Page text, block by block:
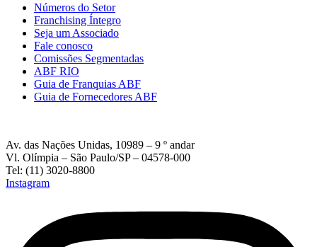
Números do Setor
Franchising Íntegro
Seja um Associado
Fale conosco
Comissões Segmentadas
ABF RIO
Guia de Franquias ABF
Guia de Fornecedores ABF
Av. das Nações Unidas, 10989 – 9 º andar
Vl. Olímpia – São Paulo/SP – 04578-000
Tel: (11) 3020-8800
Instagram